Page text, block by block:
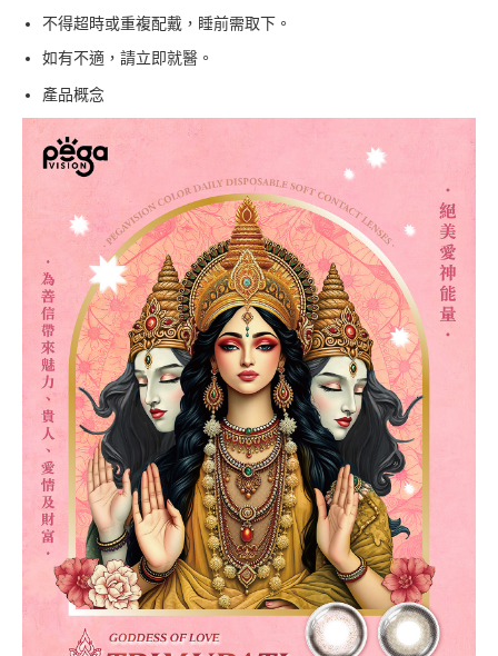
不得超時或重複配戴，睡前需取下。
如有不適，請立即就醫。
產品概念